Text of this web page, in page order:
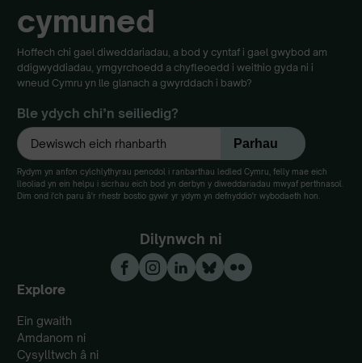
cymuned
Hoffech chi gael diweddariadau, a bod y cyntaf i gael gwybod am
ddigwyddiadau, ymgyrchoedd a chyfleoedd i weithio gyda ni i
wneud Cymru yn lle glanach a gwyrddach i bawb?
Ble ydych chi’n seiliedig?
Rydym yn anfon cylchlythyrau penodol i ranbarthau ledled Cymru, felly mae eich
lleoliad yn ein helpu i sicrhau eich bod yn derbyn y diweddariadau mwyaf perthnasol.
Dim ond i'ch paru â'r rhestr bostio gywir yr ydym yn defnyddio'r wybodaeth hon.
Dilynwch ni
Explore
Ein gwaith
Amdanom ni
Cysylltwch â ni